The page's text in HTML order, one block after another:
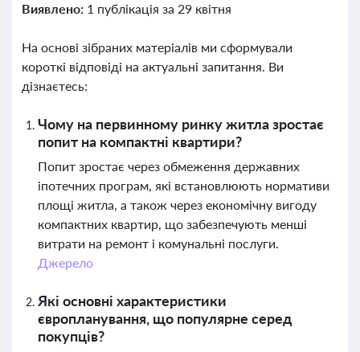
Виявлено: 1 публікація за 29 квітня
На основі зібраних матеріалів ми сформували
короткі відповіді на актуальні запитання. Ви
дізнаєтесь:
Чому на первинному ринку житла зростає
попит на компактні квартири?
Попит зростає через обмеження державних
іпотечних програм, які встановлюють нормативи
площі житла, а також через економічну вигоду
компактних квартир, що забезпечують менші
витрати на ремонт і комунальні послуги.
Джерело
Які основні характеристики
європланування, що популярне серед
покупців?